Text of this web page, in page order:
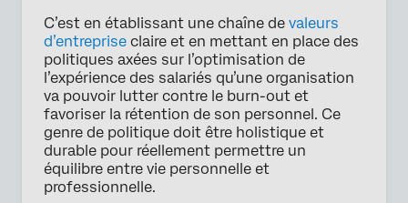
C’est en établissant une chaîne de valeurs
d’entreprise claire et en mettant en place des
politiques axées sur l’optimisation de
l’expérience des salariés qu’une organisation
va pouvoir lutter contre le burn-out et
favoriser la rétention de son personnel. Ce
genre de politique doit être holistique et
durable pour réellement permettre un
équilibre entre vie personnelle et
professionnelle.